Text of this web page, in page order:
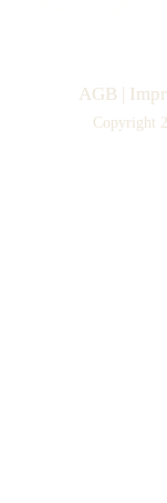
AGB |
Copyright